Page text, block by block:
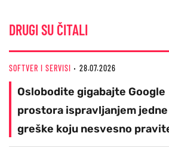
DRUGI SU ČITALI
SOFTVER I SERVISI 28.07.2026
Oslobodite gigabajte Google
prostora ispravljanjem jedne
greške koju nesvesno